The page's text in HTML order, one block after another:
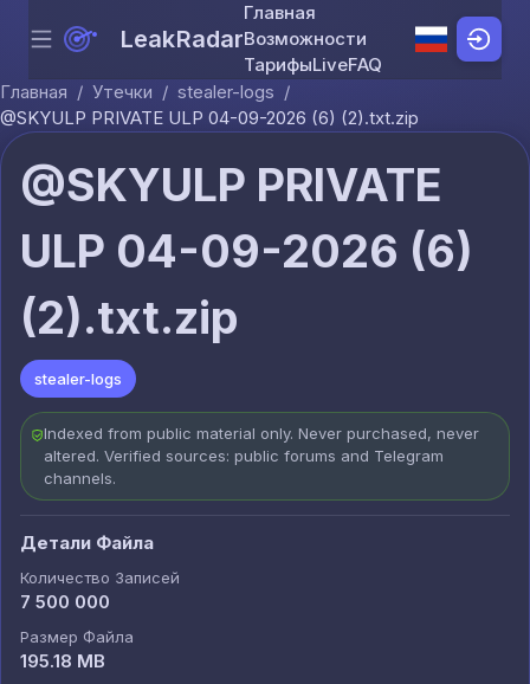
Skip to content
Menu LeakRadar
Главная
Возможности
ТарифыLiveFAQ
Главная / Утечки / stealer-logs /
@SKYULP PRIVATE ULP 04-09-2026 (6) (2).txt.zip
@SKYULP PRIVATE
ULP 04-09-2026 (6)
(2).txt.zip
stealer-logs
Indexed from public material only. Never purchased, never
altered. Verified sources: public forums and Telegram
channels.
Детали Файла
Количество Записей
7 500 000
Размер Файла
195.18 MB